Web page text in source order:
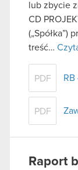
lub zbycie
CD
(„Spółka”)
treść…
PDF
PDF
Raport